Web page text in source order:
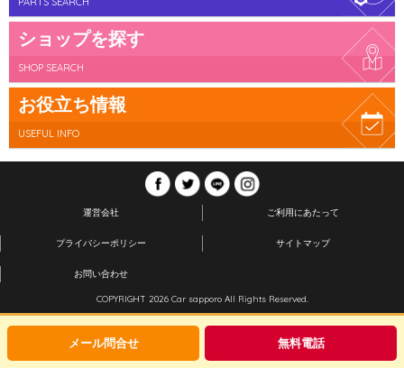
メール問合せ 無料電話
ショップを探す
SHOP SEARCH
お役立ち情報
USEFUL INFO
運営会社 ご利用にあたって
プライバシーポリシー サイトマップ
お問い合わせ
COPYRIGHT 2026 Car sapporo All Rights Reserved.